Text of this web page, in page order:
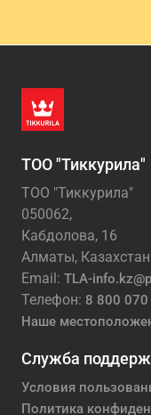
ТОО "Тиккурила"
ТОО "Тиккурила"
050062,
Кабдолова, 16
Алматы, Казахстан
Email: TLA-
Телефон: 8 800
Наше
Служба
Условия
Политика